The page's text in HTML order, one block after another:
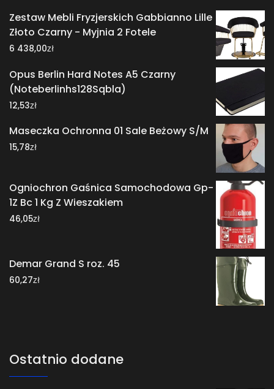
Zestaw Mebli Fryzjerskich Gabbianno Lille
Złoto Czarny - Myjnia 2 Fotele
6 438,00zł
Opus Berlin Hard Notes A5 Czarny
(Noteberlinhs128Sqbla)
12,53zł
Maseczka Ochronna 01 Sale Beżowy S/M
15,78zł
Ogniochron Gaśnica Samochodowa Gp-
1Z Bc 1 Kg Z Wieszakiem
46,05zł
Demar Grand S roz. 45
60,27zł
Ostatnio dodane